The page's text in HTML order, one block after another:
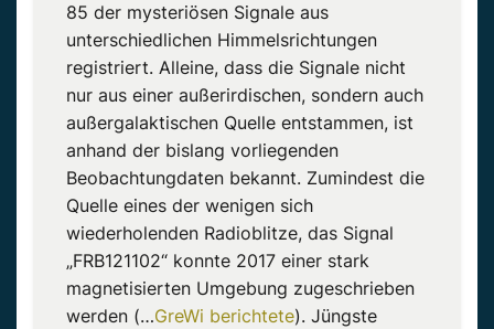
85 der mysteriösen Signale aus
unterschiedlichen Himmelsrichtungen
registriert. Alleine, dass die Signale nicht
nur aus einer außerirdischen, sondern auch
außergalaktischen Quelle entstammen, ist
anhand der bislang vorliegenden
Beobachtungdaten bekannt. Zumindest die
Quelle eines der wenigen sich
wiederholenden Radioblitze, das Signal
„FRB121102“ konnte 2017 einer stark
magnetisierten Umgebung zugeschrieben
werden (…GreWi berichtete). Jüngste